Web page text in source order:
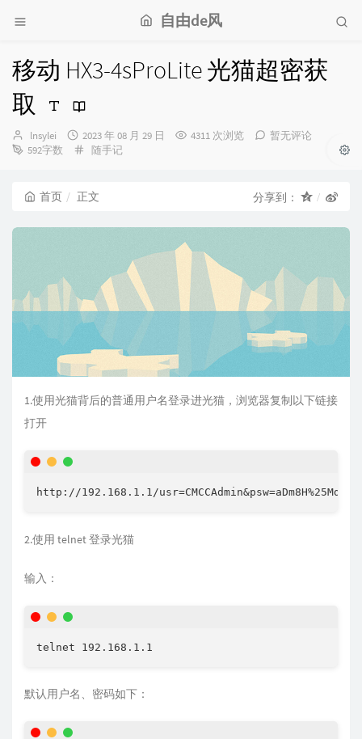
自由de风
移动 HX3-4sProLite 光猫超密获
取
博
主：
lnsylei
发
布
2023 年 08 月 29 日 4311 次浏览
暂无评论
592字数
分
随手记
首页 正文 分享到：
1.使用光猫背后的普通用户名登录进光猫，浏览器复制以下链接
打开
2.使用 telnet 登录光猫
输入：
默认用户名、密码如下：